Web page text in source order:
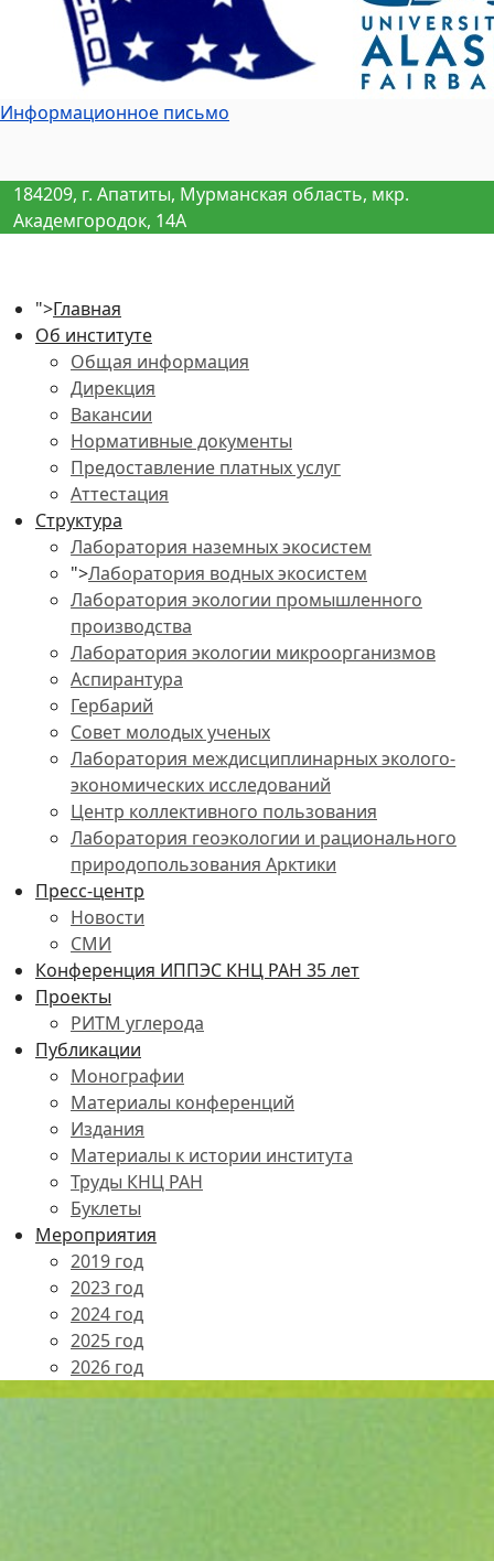
Информационное письмо
184209, г. Апатиты, Мурманская область, мкр.
Академгородок, 14А
">Главная
Об институте
Общая информация
Дирекция
Вакансии
Нормативные документы
Предоставление платных услуг
Аттестация
Структура
Лаборатория наземных экосистем
">Лаборатория водных экосистем
Лаборатория экологии промышленного
производства
Лаборатория экологии микроорганизмов
Аспирантура
Гербарий
Совет молодых ученых
Лаборатория междисциплинарных эколого-
экономических исследований
Центр коллективного пользования
Лаборатория геоэкологии и рационального
природопользования Арктики
Пресс-центр
Новости
СМИ
Конференция ИППЭС КНЦ РАН 35 лет
Проекты
РИТМ углерода
Публикации
Монографии
Материалы конференций
Издания
Материалы к истории института
Труды КНЦ РАН
Буклеты
Мероприятия
2019 год
2023 год
2024 год
2025 год
2026 год